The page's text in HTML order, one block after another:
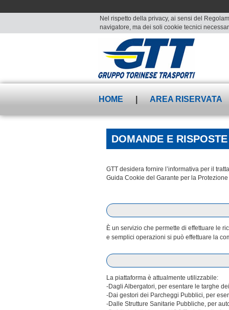
Nel rispetto della privacy, ai sensi del
navigatore, ma dei soli cookie tecnici
HOME AREA RISERVATA
DOMANDE E RISPOSTE
GTT desidera fornire l’informativa per il
Guida Cookie del Garante per la
È un servizio che permette di effettuare le
e semplici operazioni si può effettuare la
La piattaforma è attualmente utilizzabile:
-Dagli Albergatori, per esentare le targhe
-Dai gestori dei Parcheggi Pubblici, per
-Dalle Strutture Sanitarie Pubbliche, per